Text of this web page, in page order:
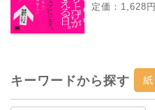
定価： 1,628円
キーワードから探す 紙